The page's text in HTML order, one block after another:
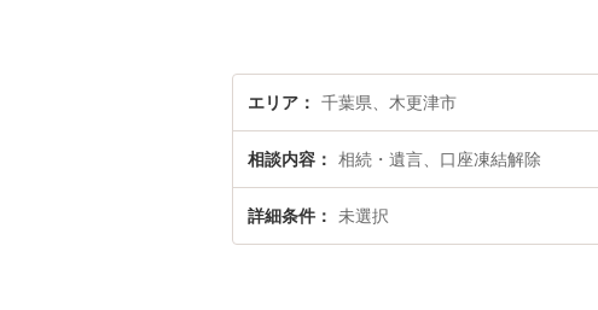
エリア 千葉県、木更津市
相談内容 相続・遺言、口座凍結解除
詳細条件 未選択